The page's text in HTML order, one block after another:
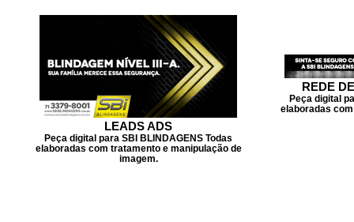
LEADS ADS
Peça digital para SBI BLINDAGENS Todas
elaboradas com tratamento e manipulação de
imagem.
REDE
Peça digital
elaboradas